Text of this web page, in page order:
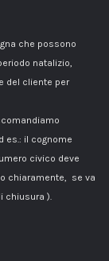
che possono
natalizio,
del cliente per
es.: il cognome
civico deve
chiaramente, se va
chiusura ).